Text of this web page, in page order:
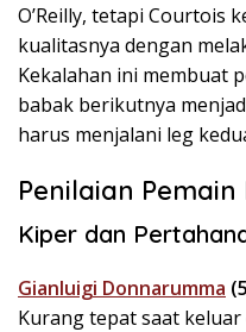
O’Reilly, tetapi Courtois
kualitasnya dengan
Kekalahan ini membuat
babak berikutnya
harus menjalani leg
Penilaian
Kiper dan
Gianluigi Donnarumma
Kurang tepat saat